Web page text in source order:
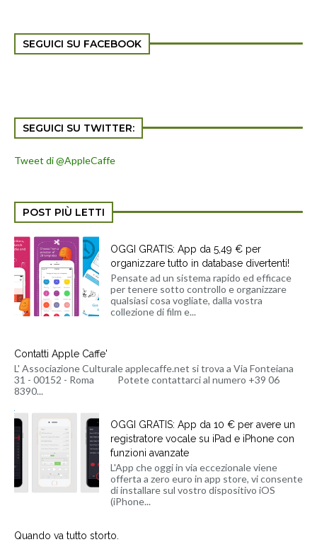
SEGUICI SU FACEBOOK
SEGUICI SU TWITTER:
Tweet di @AppleCaffe
POST PIÙ LETTI
OGGI GRATIS: App da 5,49 € per
organizzare tutto in database divertenti!
Pensate ad un sistema rapido ed efficace
per tenere sotto controllo e organizzare
qualsiasi cosa vogliate, dalla vostra
collezione di film e...
Contatti Apple Caffe'
L' Associazione Culturale applecaffe.net si trova a Via Fonteiana
31 - 00152 - Roma Potete contattarci al numero +39 06
8390...
OGGI GRATIS: App da 10 € per avere un
registratore vocale su iPad e iPhone con
funzioni avanzate
L'App che oggi in via eccezionale viene
offerta a zero euro in app store, vi consente
di installare sul vostro dispositivo iOS
(iPhone...
Quando va tutto storto.